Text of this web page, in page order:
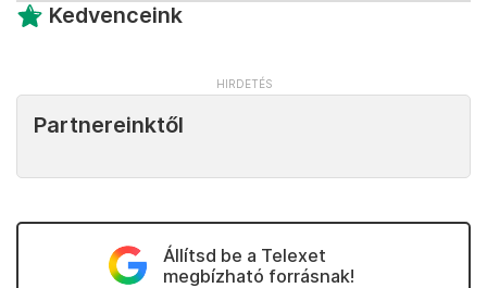
Kedvenceink
Partnereinktől
Állítsd be a Telexet
megbízható forrásnak!